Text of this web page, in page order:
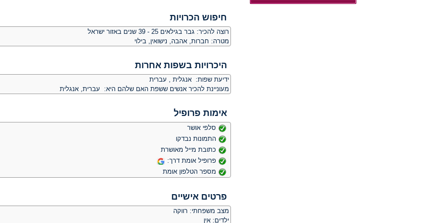
חיפוש הכרויות
רוצה להכיר: גבר בגילאים 25 - 39 שנים באזור ישראל
מטרה: חברות, אהבה, נישואין, בילוי
היכרויות בשפות אחרות
ידיעת שפות: אנגלית , עברית
מעוניינת להכיר אנשים ששפת האם שלהם היא: עברית, אנגלית
אימות פרופיל
סלפי אושר
התמונות נבדקו
כתובת מייל מאושרת
פרופיל אומת דרך:
מספר הטלפון אומת
פרטים אישיים
מצב משפחתי: רווקה
ילדים: אין